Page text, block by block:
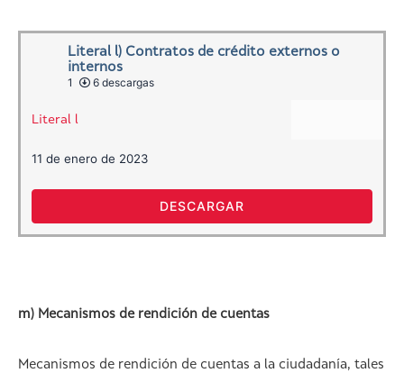
Literal l) Contratos de crédito externos o
internos
1
6 descargas
Literal l
11 de enero de 2023
DESCARGAR
m) Mecanismos de rendición de cuentas
Mecanismos de rendición de cuentas a la ciudadanía, tales